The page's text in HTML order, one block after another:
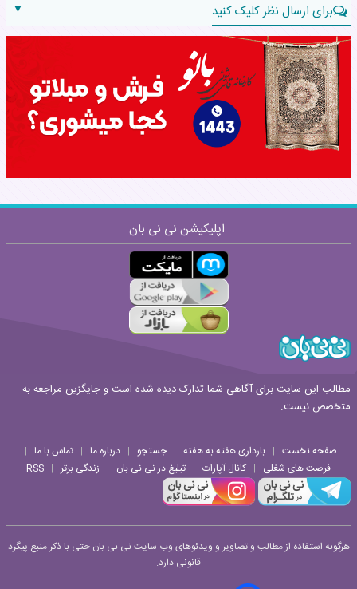
برای ارسال نظر کلیک کنید
▼
نام:
نظر:
اپلیکیشن نی نی بان
مطالب این سایت برای آگاهی شما تدارک دیده شده است و جایگزین مراجعه به
متخصص نیست.
صفحه نخست | بارداری هفته به هفته | جستجو | درباره ما | تماس با ما |
فرصت های شغلی | کانال آپارات | تبلیغ در نی نی بان | زندگی برتر |
RSS
هرگونه استفاده از مطالب و تصاویر و ویدئوهای وب سایت نی نی بان حتی با ذکر منبع پیگرد
قانونی دارد.